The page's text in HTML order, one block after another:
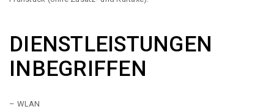
DIENSTLEISTUNGEN
INBEGRIFFEN
– WLAN